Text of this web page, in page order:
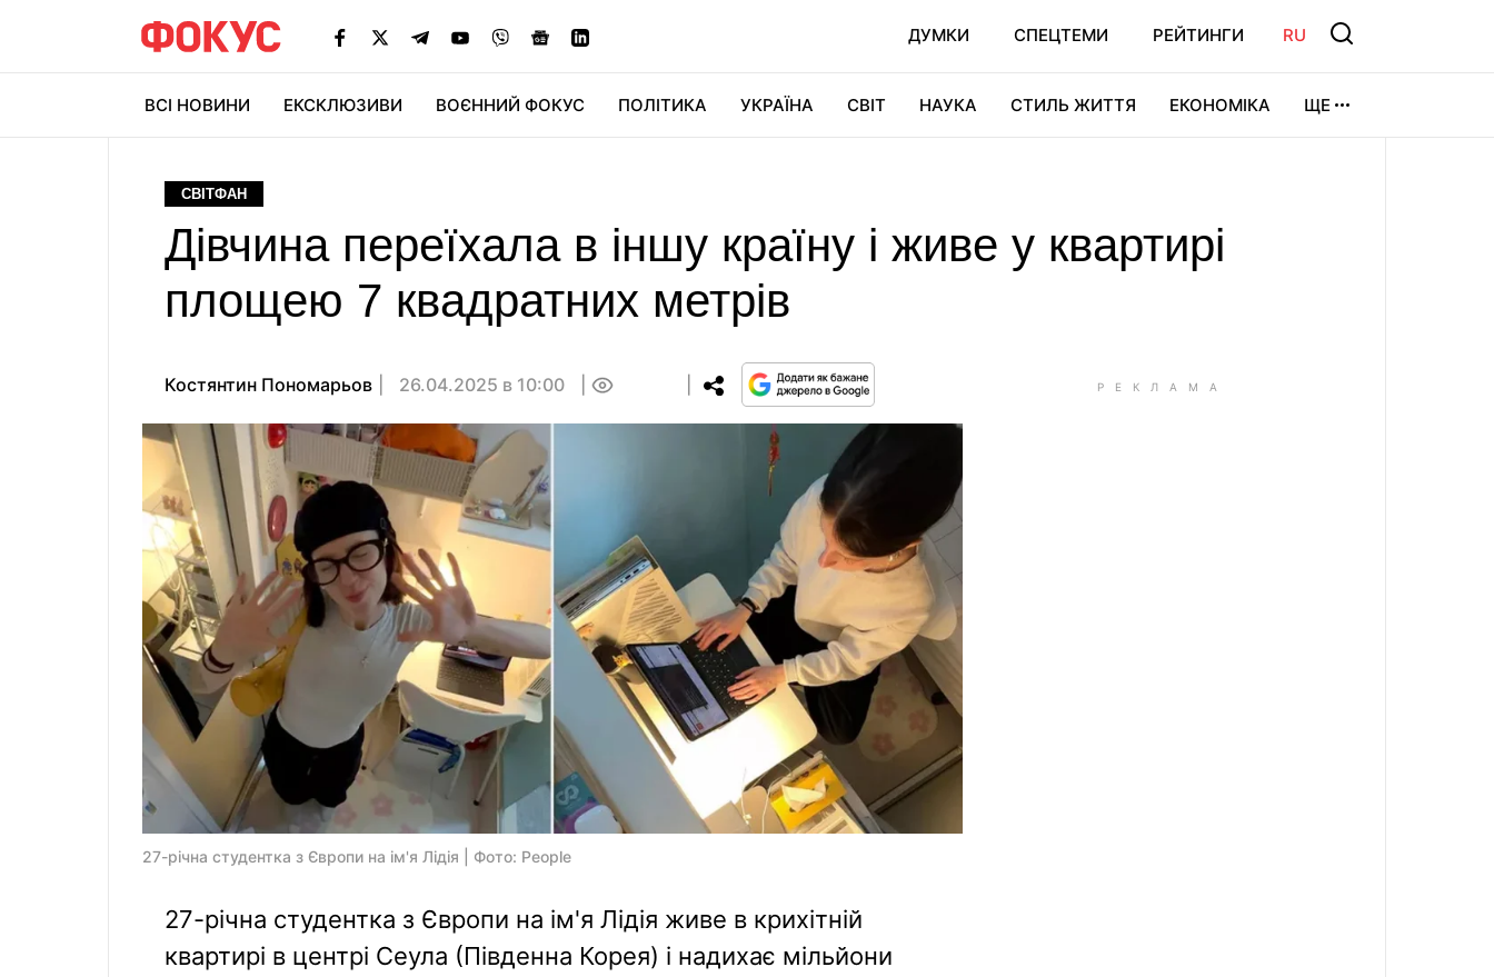
ДУМКИ СПЕЦТЕМИ РЕЙТИНГИ RU
ВСІ НОВИНИ ЕКСКЛЮЗИВИ ВОЄННИЙ ФОКУС ПОЛІТИКА УКРАЇНА СВІТ НАУКА СТИЛЬ ЖИТТЯ ЕКОНОМІКА ЩЕ
СВІТФАН
Дівчина переїхала в іншу країну і живе у квартирі
площею 7 квадратних метрів
Костянтин Пономарьов 26.04.2025 в 10:00
27-річна студентка з Європи на ім'я Лідія | Фото: People
27-річна студентка з Європи на ім'я Лідія живе в крихітній
квартирі в центрі Сеула (Південна Корея) і надихає мільйони